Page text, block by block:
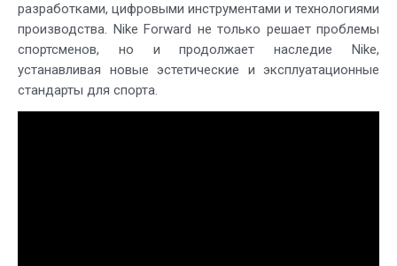
разработками, цифровыми инструментами и технологиями
производства. Nike Forward не только решает проблемы
спортсменов, но и продолжает наследие Nike,
устанавливая новые эстетические и эксплуатационные
стандарты для спорта.